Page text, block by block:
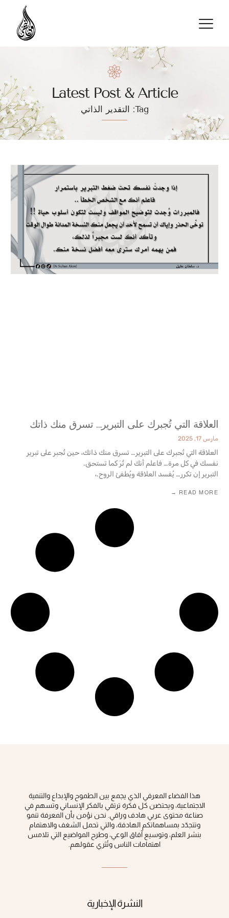
Latest Post & Article
Tag: التقدير الذاتي
العلاقة التي تُجبرك على التبرير… تسرق منك ذاتك
مارس 17, 2025
العلاقة التي تُجبرك على التبرير… تسرق منك ذاتك، حين تُجبر على تبرير
نفسك في كل مرة… فاعلم أنك لم تُرَ كما تستحق.
التبرير إن تكرر… يُفسد العلاقة ويُطفئ الروح.،
READ MORE →
هذا الفضاء المعرفي الذي يجمع بين الطموح والإبداع والتنمية
الاجتماعية، ويحتضن كل فكرة ‏ترتقي بالفكر الإنساني وتسهم في
صناعة محتوى عربي هادف وراقي‎.‎ نحن نؤمن بأن المعرفة تنمو
وتتجدّد بمساهماتكم الهادفة، والتي تحمل الشغف والاهتمام
بنشر العلم، وتوسيع آفاق الوعي، ‏وطرح المواضيع التي تلامس
اهتمامات الناس وتُثري عقولهم‎.‎
النشرة الإخبارية